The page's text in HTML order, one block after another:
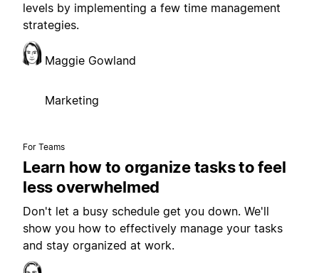
levels by implementing a few time management
strategies.
Maggie Gowland
Marketing
For Teams
Learn how to organize tasks to feel
less overwhelmed
Don't let a busy schedule get you down. We'll
show you how to effectively manage your tasks
and stay organized at work.